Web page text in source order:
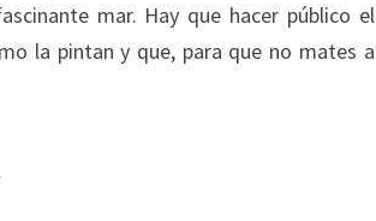
mar. Hay que hacer público el
la pintan y que, para que no mates a